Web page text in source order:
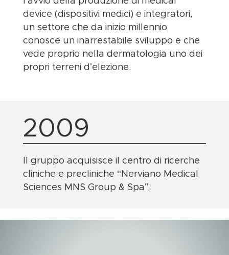
device (dispositivi medici) e integratori,
un settore che da inizio millennio
conosce un inarrestabile sviluppo e che
vede proprio nella dermatologia uno dei
propri terreni d’elezione.
2009
Il gruppo acquisisce il centro di ricerche
cliniche e precliniche “Nerviano Medical
Sciences MNS Group & Spa”.